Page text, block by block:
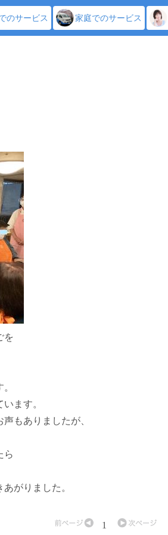
のサービス 家庭でのサービス
を
ます。
もありましたが、
ら
がりました。
1